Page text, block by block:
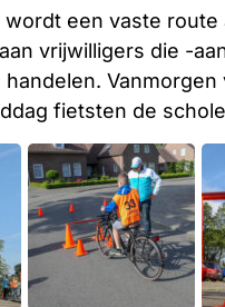
een vaste
vrijwilligers die -
fietsten de